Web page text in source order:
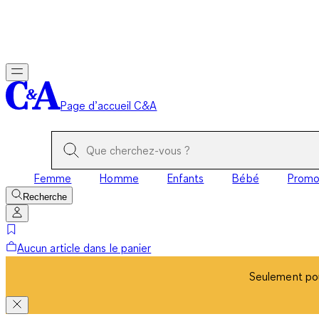
Page d’accueil C&A
Femme Homme Enfants Bébé Promo
Recherche
Aucun article dans le panier
Seulement